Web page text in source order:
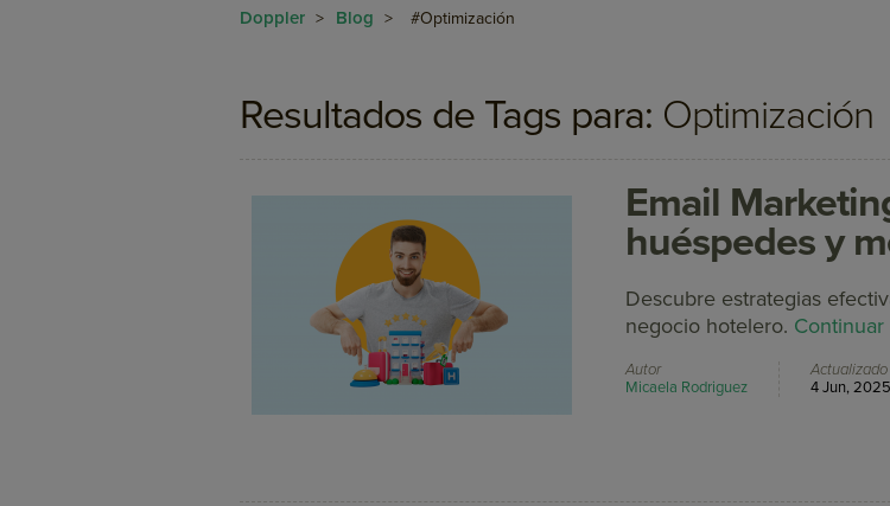
Doppler > Blog > #Optimización
Resultados de Tags para: Optimización
Email
huéspedes y
Descubre estrategias
negocio hotelero.
Autor
Micaela Rodriguez
4 Jun, 2025